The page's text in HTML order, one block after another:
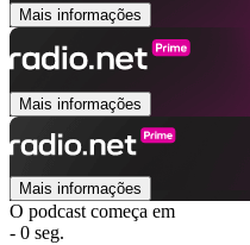
Mais informações
Mais informações
Mais informações
O podcast começa em
- 0 seg.